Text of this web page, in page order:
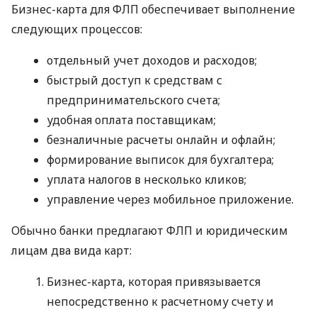
Бизнес-карта для ФЛП обеспечивает выполнение
следующих процессов:
отдельный учет доходов и расходов;
быстрый доступ к средствам с
предпринимательского счета;
удобная оплата поставщикам;
безналичные расчеты онлайн и офлайн;
формирование выписок для бухгалтера;
уплата налогов в несколько кликов;
управление через мобильное приложение.
Обычно банки предлагают ФЛП и юридическим
лицам два вида карт:
Бизнес-карта, которая привязывается
непосредственно к расчетному счету и